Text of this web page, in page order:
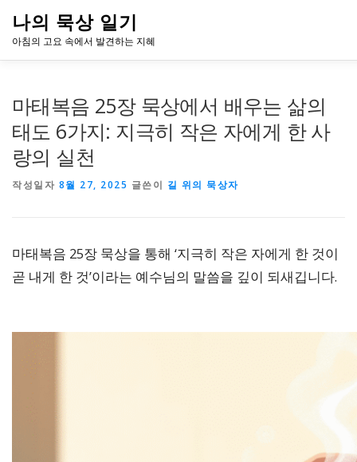
나의 묵상 일기
아침의 고요 속에서 발견하는 지혜
마태복음 25장 묵상에서 배우는 삶의
태도 6가지: 지극히 작은 자에게 한 사
랑의 실천
작성일자 8월 27, 2025 글쓴이 길 위의 묵상자
마태복음 25장 묵상을 통해 ‘지극히 작은 자에게 한 것이
곧 내게 한 것’이라는 예수님의 말씀을 깊이 되새깁니다.